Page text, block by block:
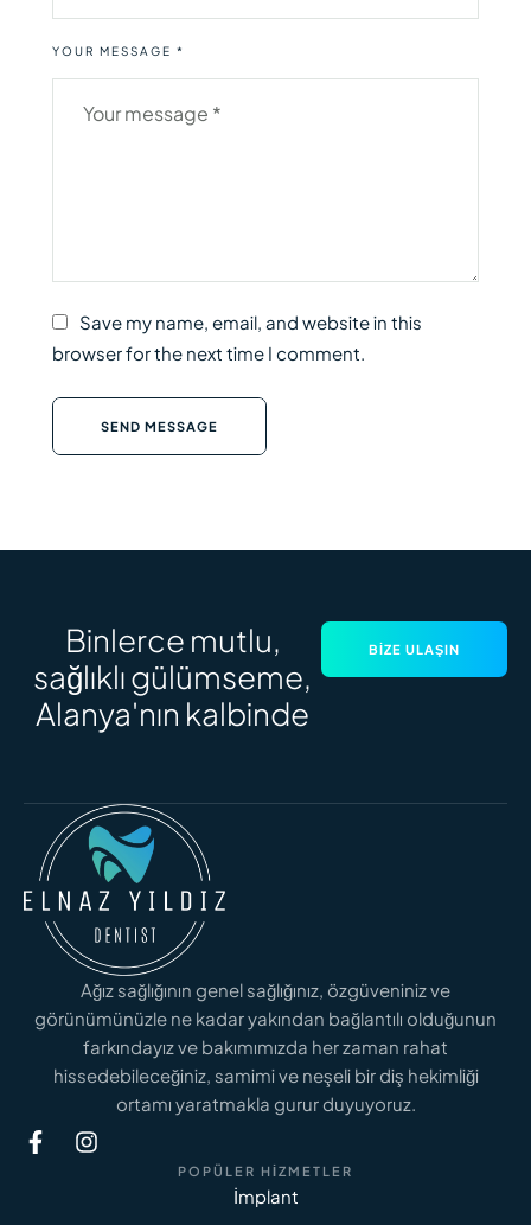
YOUR MESSAGE *
Save my name, email, and website in this
browser for the next time I comment.
SEND MESSAGE
Binlerce mutlu,
sağlıklı gülümseme,
Alanya'nın kalbinde
BIZE ULAŞIN
Ağız sağlığının genel sağlığınız, özgüveniniz ve
görünümünüzle ne kadar yakından bağlantılı olduğunun
farkındayız ve bakımımızda her zaman rahat
hissedebileceğiniz, samimi ve neşeli bir diş hekimliği
ortamı yaratmakla gurur duyuyoruz.
POPÜLER HIZMETLER
İmplant